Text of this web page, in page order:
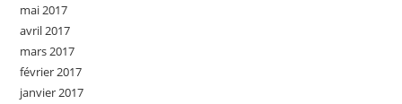
mai 2017
avril 2017
mars 2017
février 2017
janvier 2017